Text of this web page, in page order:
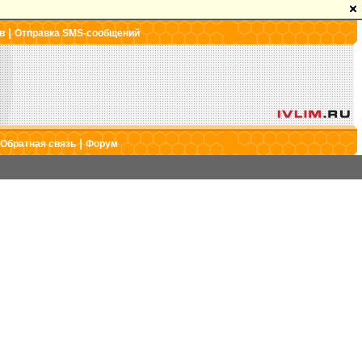
|Отправка SMS-сообщений
Обратная связь|Форум